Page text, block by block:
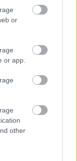
or
or app.
other
της, τα νέα της
του ίντερνετ
άσκηση. Υπόσχεται
byte.